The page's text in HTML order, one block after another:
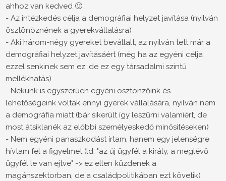
ahhoz van kedved 🙂 :
- Az intézkedés célja a demográfiai helyzet javítása (nyilván
ösztönöznének a gyerekvállalásra)
- Aki három-négy gyereket bevállalt, az nyilván tett már a
demográfiai helyzet javításáért (még ha az egyéni célja
ezzel senkinek sem ez, de ez egy társadalmi szintű
mellékhatás)
- Nekünk is egyszerűen egyéni ösztönzőink és
lehetőségeink voltak ennyi gyerek vállalására, nyilván nem
a demográfia miatt (bár sikerült így leszűrni valamiért, de
most átsiklanék az előbbi személyeskedő minősítéseken)
- Nem egyéni panaszkodást írtam, hanem egy jelenségre
hívtam fel a figyelmet (ld. "az új ügyfél a király, a meglévő
ügyfél le van ejtve" -> ez ellen küzdenek a
magánszektorban, de a családpolitikában ezt követik)